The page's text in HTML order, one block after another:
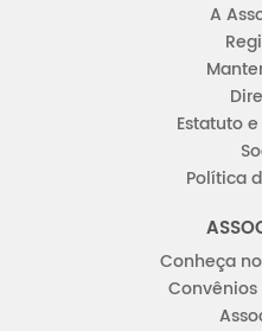
A
Estatuto
Política
Conheça